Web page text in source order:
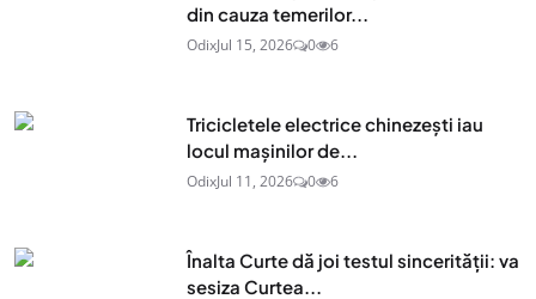
din cauza temerilor...
OdixJul 15, 2026 0 6
Tricicletele electrice chinezești iau
locul mașinilor de...
OdixJul 11, 2026 0 6
Înalta Curte dă joi testul sincerității: va
sesiza Curtea...